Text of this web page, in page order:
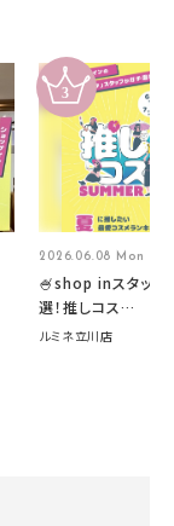
2026.06.08 Mon
🍧shop inスタッフ
選！推しコス
summer2026開催
ルミネ立川店